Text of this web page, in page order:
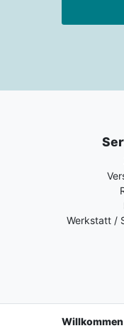
Werkstatt /